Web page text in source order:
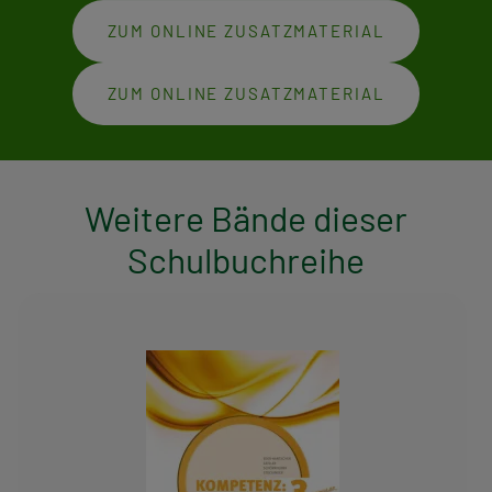
ZUM ONLINE ZUSATZMATERIAL
ZUM ONLINE ZUSATZMATERIAL
Weitere Bände dieser
Schulbuchreihe